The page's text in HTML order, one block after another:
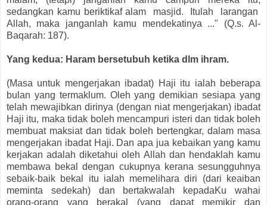
sedangkan kamu beriktikaf alam masjid. Itulah larangan
Allah, maka janganlah kamu mendekatinya ..." (Q.s. Al-
Baqarah: 187).
Yang kedua: Haram bersetubuh ketika dlm ihram.
(Masa untuk mengerjakan ibadat) Haji itu ialah beberapa
bulan yang termaklum. Oleh yang demikian sesiapa yang
telah mewajibkan dirinya (dengan niat mengerjakan) ibadat
Haji itu, maka tidak boleh mencampuri isteri dan tidak boleh
membuat maksiat dan tidak boleh bertengkar, dalam masa
mengerjakan ibadat Haji. Dan apa jua kebaikan yang kamu
kerjakan adalah diketahui oleh Allah dan hendaklah kamu
membawa bekal dengan cukupnya kerana sesungguhnya
sebaik-baik bekal itu ialah memelihara diri (dari keaiban
meminta sedekah) dan bertakwalah kepadaKu wahai
orang-orang yang berakal (yang dapat memikir dan